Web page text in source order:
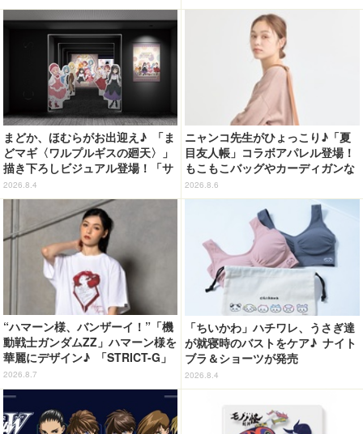
まどか、ほむらがお出迎え♪ 「ま
どマギ〈ワルプルギスの廻天〉」
描き下ろしビジュアル登場！「サ
ンシャインシティプリンスホテ
ル」コラボ開催
2026.8.4
ニャンコ先生がひょっこり♪「夏
目友人帳」コラボアパレル登場！
もこもこバッグやカーディガンな
ど全8型
2026.8.6
“ハマーン様、バンザーイ！”「機
動戦士ガンダムZZ」ハマーン様を
華麗にデザイン♪ 「STRICT-G」
Tシャツなどミニコレクション登
場
2026.8.7
「ちいかわ」ハチワレ、うさぎ達
が就寝時のバストをケア♪ ナイト
ブラ＆ショーツが発売
2026.8.4